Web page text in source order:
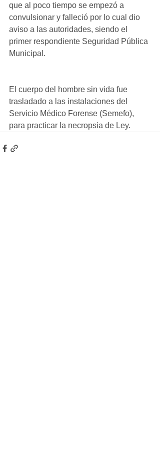
que al poco tiempo se empezó a
convulsionar y falleció por lo cual dio
aviso a las autoridades, siendo el
primer respondiente Seguridad Pública
Municipal.
El cuerpo del hombre sin vida fue
trasladado a las instalaciones del
Servicio Médico Forense (Semefo),
para practicar la necropsia de Ley.